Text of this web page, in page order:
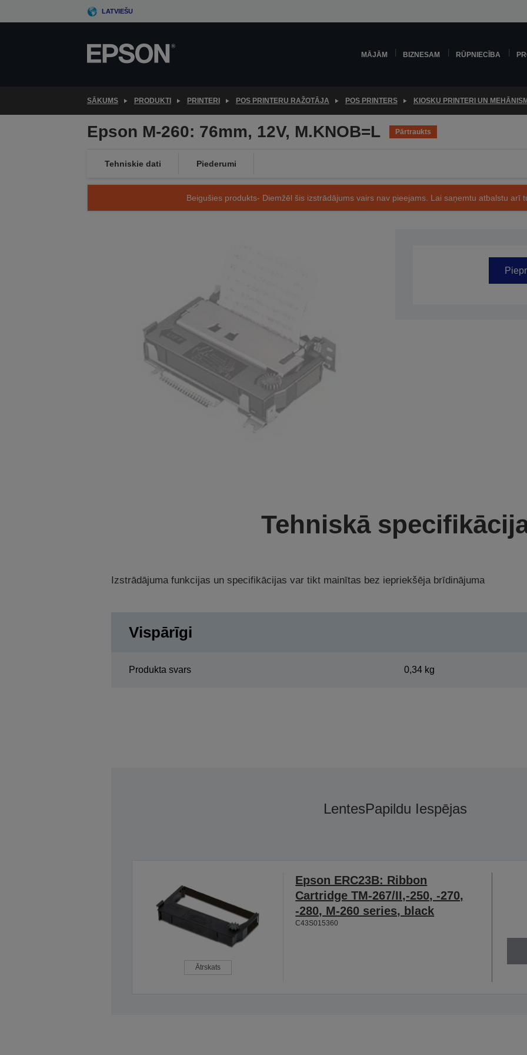
to
LATVIEŠU
MĀJĀM BIZNESAM RŪPNIECĪBA
SĀKUMS PRODUKTI PRINTERI POS PRINTERU RAŽOTĀJA POS PRINTERS KIOSKU PRINTERI UN MEHĀNISMI
Epson M-260: 76mm, 12V, M.KNOB=L Pārtraukts
Tehniskie dati Piederumi
Beigušies produkts- Diemžēl šis izstrādājums vairs nav pieejams. Lai saņemtu atbalstu arī
Tehniskā
Izstrādājuma funkcijas un specifikācijas var tikt mainītas bez iepriekšēja brīdinājuma
Vispārīgi
Produkta svars 0,34 kg
LentesPapildu Iespējas
Ātrskats
Epson ERC23B: Ribbon
Cartridge TM-267/II,-250, -270,
-280, M-260 series, black
C43S015360